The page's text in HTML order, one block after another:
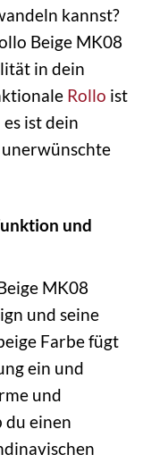
kannst?
Beige MK08
in dein
Rollo ist
ist dein
und
MK08
und seine
Farbe fügt
ein und
und
du einen